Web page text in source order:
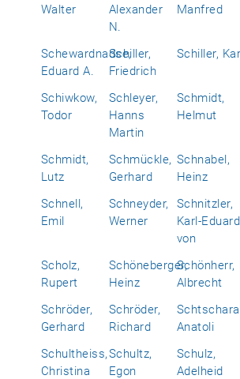
Walter
Alexander
N.
Manfred
Schewardnadse,
Eduard A.
Schiller,
Friedrich
Schiller,
Schiwkow,
Todor
Schleyer,
Hanns
Martin
Schmidt,
Helmut
Schmidt,
Lutz
Schmückle,
Gerhard
Schnabel,
Heinz
Schnell,
Emil
Schneyder,
Werner
Schnitzler,
Karl-Eduard
von
Scholz,
Rupert
Schöneberger,
Heinz
Schönherr,
Albrecht
Schröder,
Gerhard
Schröder,
Richard
Anatoli
Schultheiss,
Christina
Schultz,
Egon
Schulz,
Adelheid